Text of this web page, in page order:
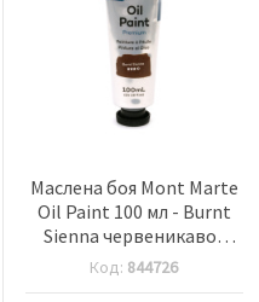
Маслена боя Mont Marte
Oil Paint 100 мл - Burnt
Sienna червеникаво-
кафява
Код: 844726